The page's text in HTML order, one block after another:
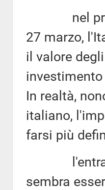
nel primo
27 marzo,
il valore
In realtà,
italiano,
farsi più
l'entrata
sembra